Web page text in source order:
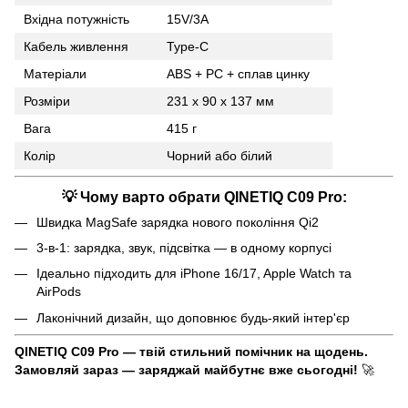
Вхідна потужність
15V/3A
Кабель живлення
Type-C
Матеріали
ABS + PC + сплав цинку
Розміри
231 x 90 x 137 мм
Вага
415 г
Колір
Чорний або білий
💡Чому варто обрати QINETIQ C09 Pro:
Швидка MagSafe зарядка нового покоління Qi2
3-в-1: зарядка, звук, підсвітка — в одному корпусі
Ідеально підходить для iPhone 16/17, Apple Watch та
AirPods
Лаконічний дизайн, що доповнює будь-який інтер'єр
QINETIQ C09 Pro — твій стильний помічник на щодень.
Замовляй зараз — заряджай майбутнє вже сьогодні! 🚀